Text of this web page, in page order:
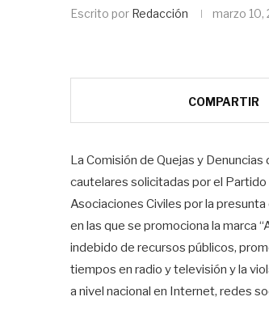
Escrito por Redacción marzo 10,
COMPARTIR
La Comisión de Quejas y
cautelares solicitadas por el Partido
Asociaciones Civiles por la
en las que se promociona la marca
indebido de recursos públicos,
tiempos en radio y televisión y la
a nivel nacional en Internet, redes